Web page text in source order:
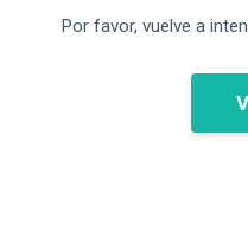
Por favor, vuelve a